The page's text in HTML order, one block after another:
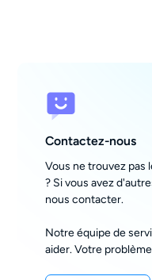
Contactez-nous
Vous ne trouvez pas
? Si vous avez
nous contacter.
Notre équipe de
aider. Votre